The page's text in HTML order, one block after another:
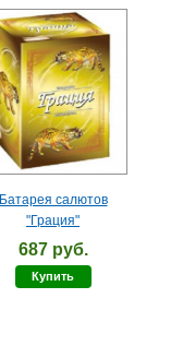
Батарея салютов
"Грация"
687 руб.
Купить